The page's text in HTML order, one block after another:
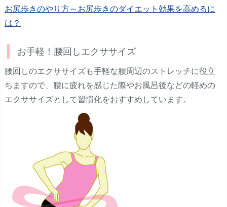
お尻歩きのやり方～お尻歩きのダイエット効果を高めるに
は？
お手軽！腰回しエクササイズ
腰回しのエクササイズも手軽な腰周辺のストレッチに役立
ちますので、腰に疲れを感じた際やお風呂後などの軽めの
エクササイズとして習慣化をおすすめしています。